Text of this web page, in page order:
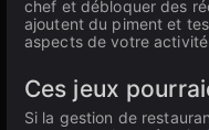
chef et débloquer des
ajoutent du piment et
aspects de votre activité
Ces jeux
Si la gestion de